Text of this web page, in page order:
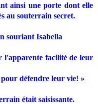
ainsi une porte dont elle
au souterrain secret.
souriant Isabella
l'apparente facilité de leur
défendre leur vie! »
était saisissante.